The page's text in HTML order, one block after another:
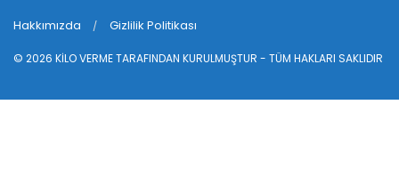
Hakkımızda Gizlilik Politikası
© 2026 KİLO VERMETARAFINDAN KURULMUŞTUR - TÜM HAKLARI SAKLIDIR